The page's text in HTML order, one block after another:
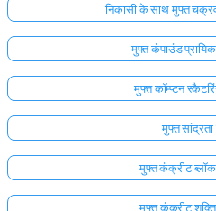
निकासी के साथ मुफ्त
मुफ्त कंपाउंड
मुफ्त कॉम्प्टन
मुफ्त सांद्रता
मुफ्त कंक्रीट
मुफ्त कंक्रीट